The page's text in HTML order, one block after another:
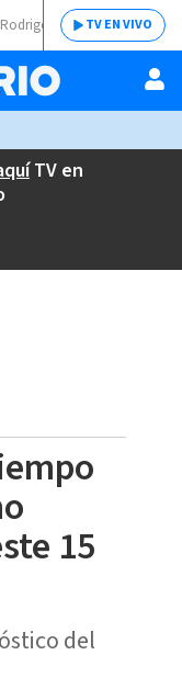
Rodrigo ChavesTV EN VIVO
TV en
15
del